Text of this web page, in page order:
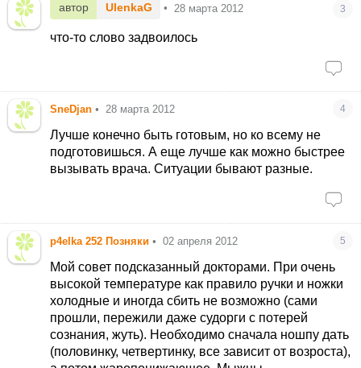
автор UlenkaG • 28 марта 2012 3
что-то слово задвоилось
SneDjan • 28 марта 2012 4
Лучше конечно быть готовым, но ко всему не
подготовишься. А еще лучше как можно быстрее
вызывать врача. Ситуации бывают разные.
p4elka 252 Позняки • 02 апреля 2012 5
Мой совет подсказанный докторами. При очень
высокой температуре как правило ручки и ножки
холодные и иногда сбить не возможно (сами
прошли, пережили даже судорги с потерей
сознания, жуть). Необходимо сначала ношпу дать
(половинку, четвертинку, все зависит от возроста),